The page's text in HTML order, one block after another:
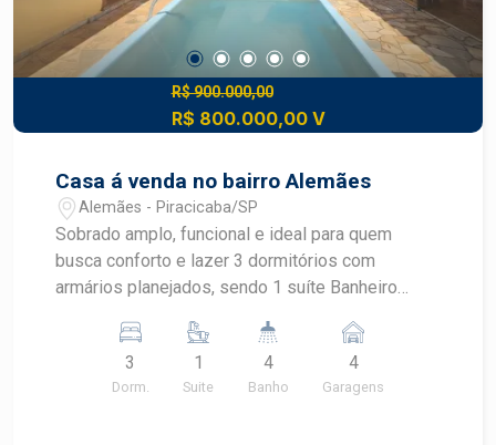
R$ 900.000,00
R$ 800.000,00 V
Casa á venda no bairro Alemães
Alemães - Piracicaba/SP
Sobrado amplo, funcional e ideal para quem
busca conforto e lazer 3 dormitórios com
armários planejados, sendo 1 suíte Banheiro
sala de estar com excelente iluminação natural
Sala de jantar Cozinha com armários planejados
Despensa Área de serviço reservada Área
3
Dorm.
1
Suite
4
Banho
4
Garagens